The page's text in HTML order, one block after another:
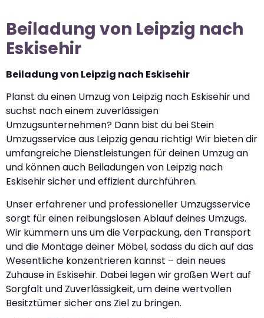
Beiladung von Leipzig nach
Eskisehir
Beiladung von Leipzig nach Eskisehir
Planst du einen Umzug von Leipzig nach Eskisehir und
suchst nach einem zuverlässigen
Umzugsunternehmen? Dann bist du bei Stein
Umzugsservice aus Leipzig genau richtig! Wir bieten dir
umfangreiche Dienstleistungen für deinen Umzug an
und können auch Beiladungen von Leipzig nach
Eskisehir sicher und effizient durchführen.
Unser erfahrener und professioneller Umzugsservice
sorgt für einen reibungslosen Ablauf deines Umzugs.
Wir kümmern uns um die Verpackung, den Transport
und die Montage deiner Möbel, sodass du dich auf das
Wesentliche konzentrieren kannst – dein neues
Zuhause in Eskisehir. Dabei legen wir großen Wert auf
Sorgfalt und Zuverlässigkeit, um deine wertvollen
Besitztümer sicher ans Ziel zu bringen.